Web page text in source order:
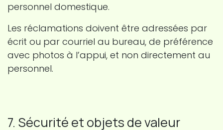
personnel domestique.
Les réclamations doivent être adressées par
écrit ou par courriel au bureau, de préférence
avec photos à l’appui, et non directement au
personnel.
7. Sécurité et objets de valeur